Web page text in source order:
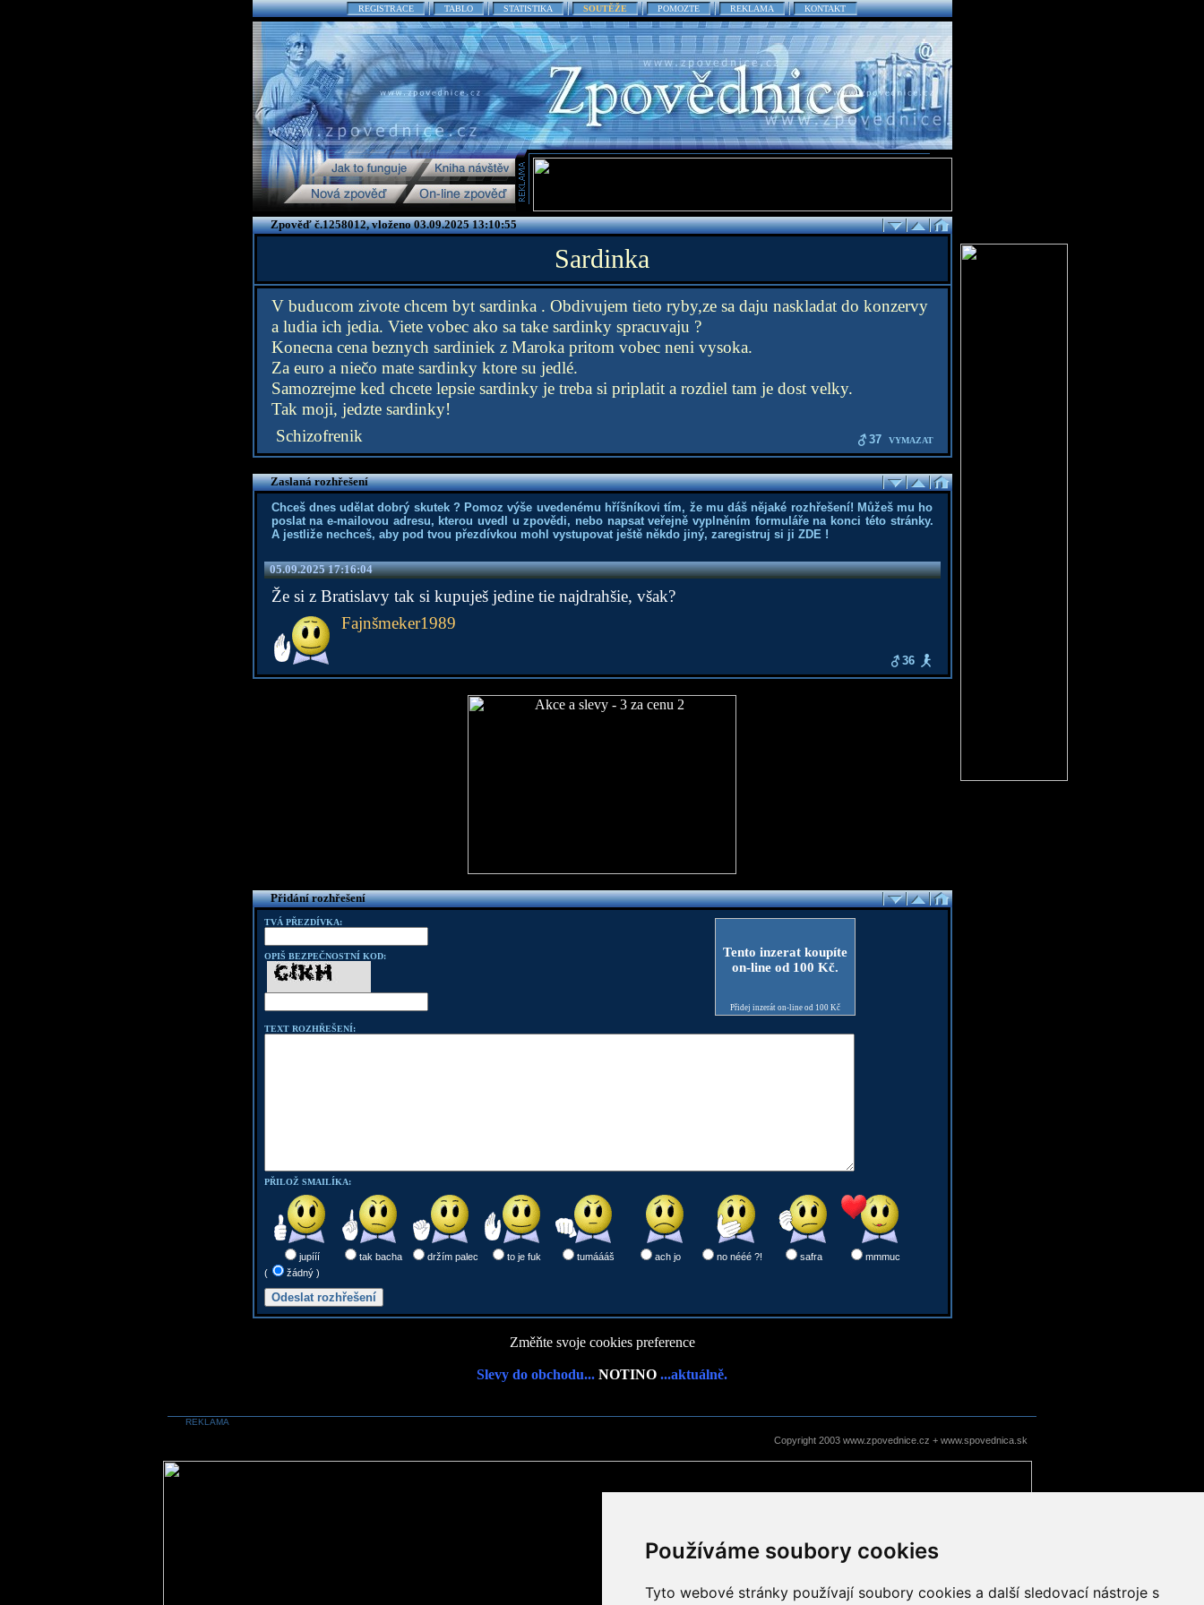
Používáme soubory cookies
Tyto webové stránky používají soubory cookies a další sledovací nástroje s
REGISTRACE TABLO STATISTIKA SOUTĚŽE POMOZTE REKLAMA KONTAKT
Zpověď č.1258012, vloženo 03.09.2025 13:10:55
Sardinka
V buducom zivote chcem byt sardinka . Obdivujem tieto ryby,ze sa daju naskladat do konzervy
a ludia ich jedia. Viete vobec ako sa take sardinky spracuvaju ?
Konecna cena beznych sardiniek z Maroka pritom vobec neni vysoka.
Za euro a niečo mate sardinky ktore su jedlé.
Samozrejme ked chcete lepsie sardinky je treba si priplatit a rozdiel tam je dost velky.
Tak moji, jedzte sardinky!
Schizofrenik
37 VYMAZAT
Zaslaná rozhřešení
Chceš dnes udělat dobrý skutek ? Pomoz výše uvedenému hříšníkovi tím, že mu dáš nějaké rozhřešení! Můžeš mu ho
poslat na e-mailovou adresu, kterou uvedl u zpovědi, nebo napsat veřejně vyplněním formuláře na konci této stránky.
A jestliže nechceš, aby pod tvou přezdívkou mohl vystupovat ještě někdo jiný, zaregistruj si ji ZDE!
05.09.2025 17:16:04
Že si z Bratislavy tak si kupuješ jedine tie najdrahšie, však?
Fajnšmeker1989
36
Přidání rozhřešení
TVÁ PŘEZDÍVKA:
OPIŠ BEZPEČNOSTNÍ KOD:
Tento inzerat koupíte
on-line od 100 Kč.
Přidej inzerát on-line od 100 Kč
TEXT ROZHŘEŠENÍ:
PŘILOŽ SMAILÍKA:
jupííí tak bacha držím palec to je fuk tumáááš ach jo no nééé ?! safra
mmmuc
(
žádný )
Změňte svoje cookies preference
Slevy do obchodu... NOTINO ...aktuálně.
REKLAMA
Copyright 2003 www.zpovednice.cz + www.spovednica.sk